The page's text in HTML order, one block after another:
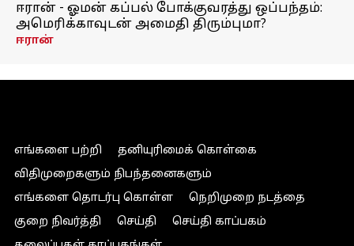
ஈரான் - ஓமன் கப்பல் போக்குவரத்து ஒப்பந்தம்:
அமெரிக்காவுடன் அமைதி திரும்புமா?
ஈரான்
எங்களை பற்றி
தனியுரிமைக் கொள்கை
விதிமுறைகளும் நிபந்தனைகளும்
எங்களை தொடர்பு கொள்ள
நெறிமுறை நடத்தை
குறை நிவர்த்தி
செய்தி
செய்தி காப்பகம்